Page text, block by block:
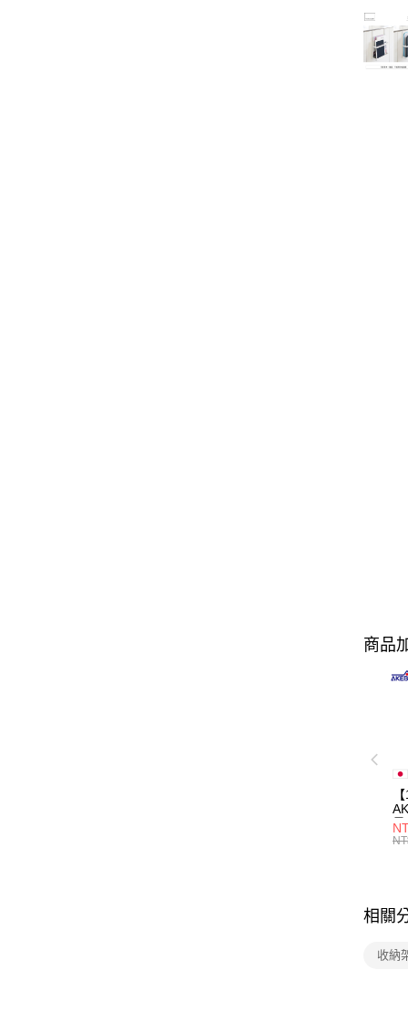
商品
量
相關
收納